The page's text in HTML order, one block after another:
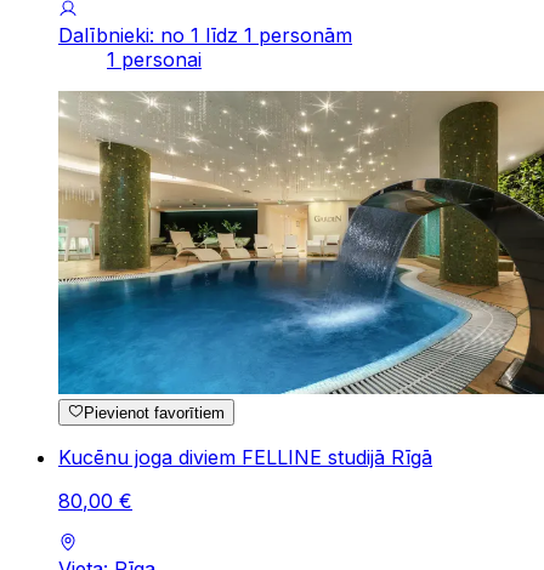
Dalībnieki: no 1 līdz 1 personām
1 personai
Pievienot favorītiem
Kucēnu joga diviem FELLINE studijā Rīgā
80,00 €